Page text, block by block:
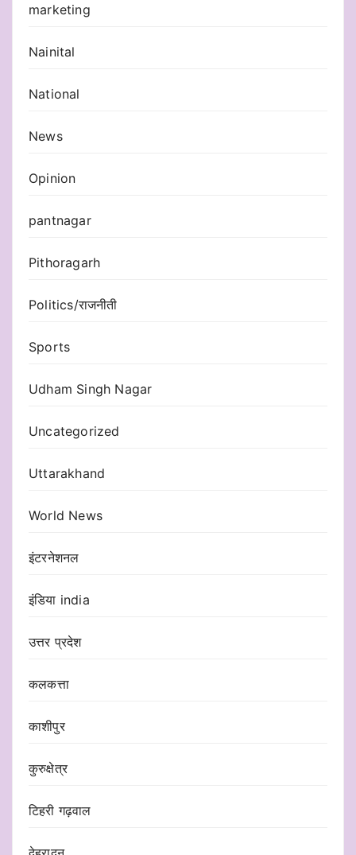
marketing
Nainital
National
News
Opinion
pantnagar
Pithoragarh
Politics/राजनीती
Sports
Udham Singh Nagar
Uncategorized
Uttarakhand
World News
इंटरनेशनल
इंडिया india
उत्तर प्रदेश
कलकत्ता
काशीपुर
कुरुक्षेत्र
टिहरी गढ़वाल